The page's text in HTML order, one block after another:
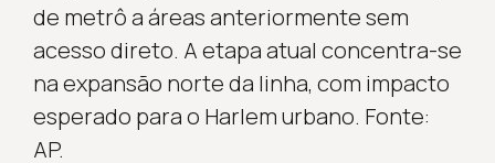
de metrô a áreas anteriormente sem
acesso direto. A etapa atual concentra-se
na expansão norte da linha, com impacto
esperado para o Harlem urbano. Fonte:
AP.